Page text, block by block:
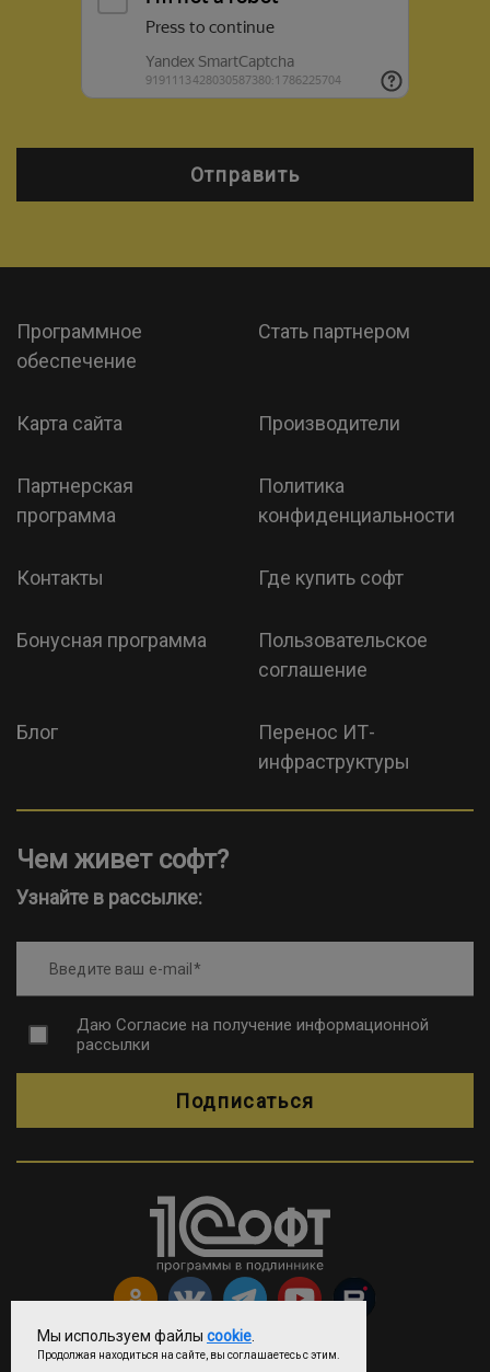
Отправить
Программное
обеспечение
Стать партнером
Карта сайта Производители
Партнерская
программа
Политика
конфиденциальности
Контакты Где купить софт
Бонусная программа
Пользовательское
соглашение
Блог
Перенос ИТ-
инфраструктуры
Чем живет софт?
Узнайте в рассылке:
Введите ваш e-mail
Даю Согласие на получение информационной
рассылки
Подписаться
Мы используем файлы cookie
Продолжая находиться на сайте, вы соглашаетесь с этим.